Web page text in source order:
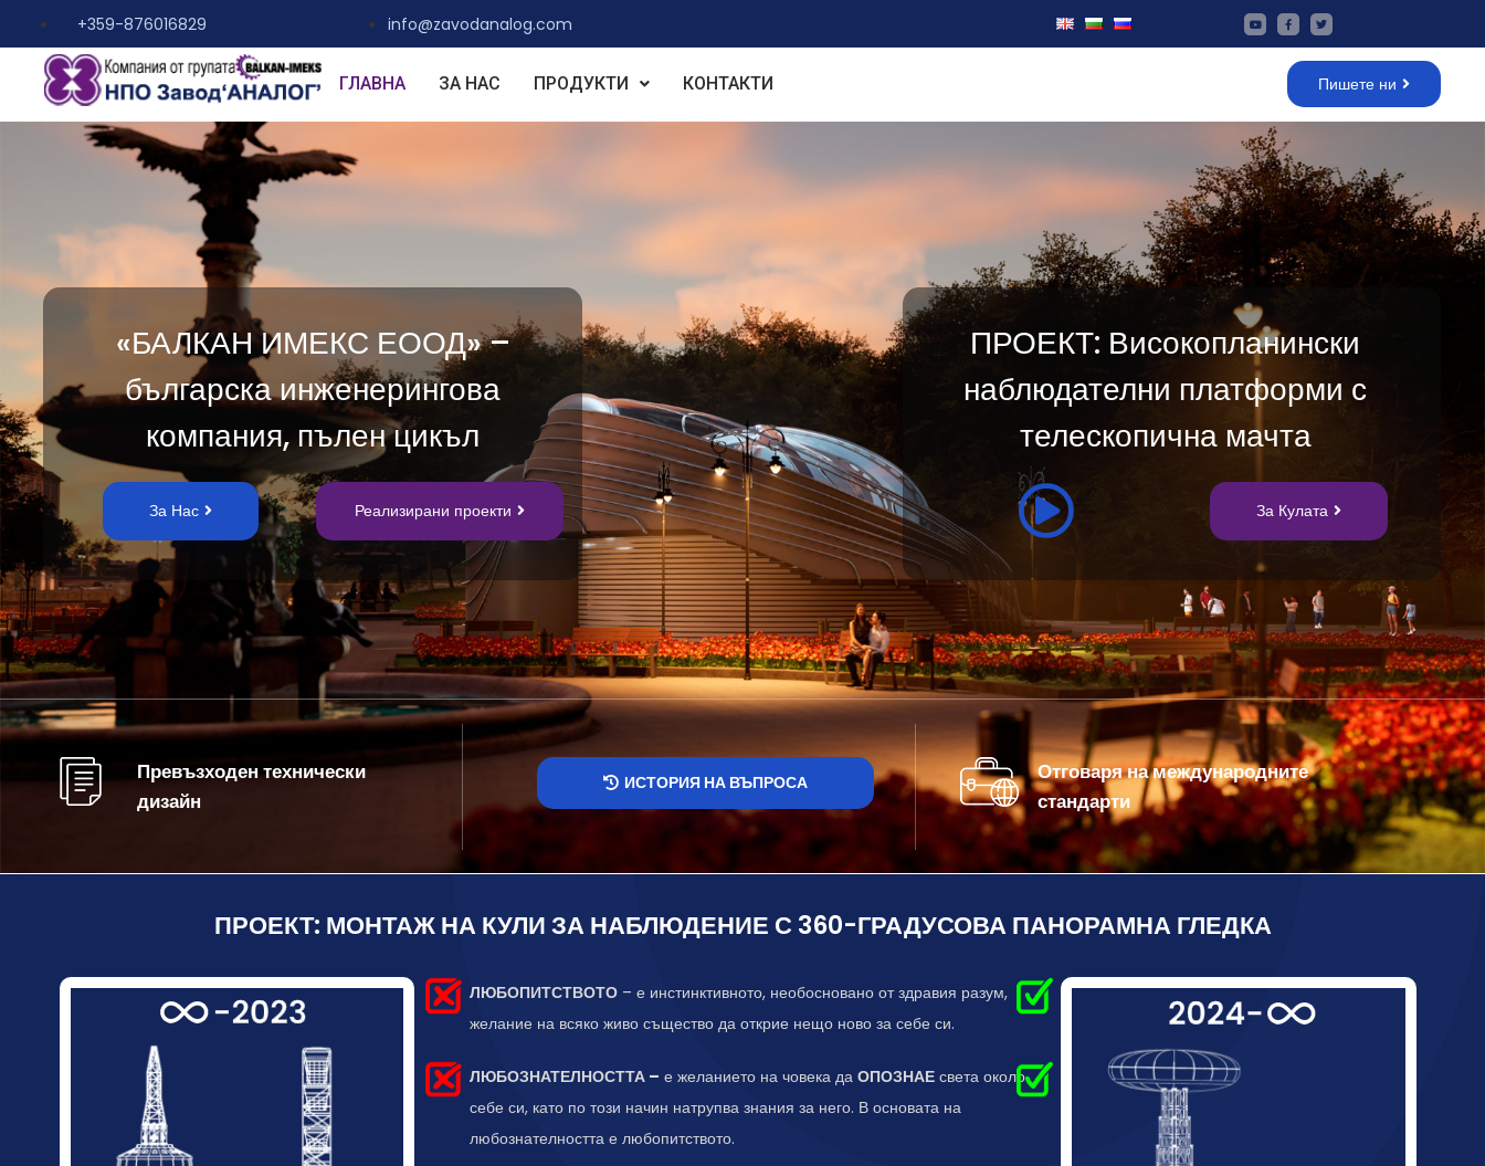
+359-876016829 info@zavodanalog.com
ГЛАВНА ЗА НАС ПРОДУКТИ КОНТАКТИ Пишете ни
«БАЛКАН ИМЕКС ЕООД» –
българска инженерингова
компания, пълен цикъл
За Нас Реализирани проекти
ПРОЕКТ: Високопланински
наблюдателни платформи с
телескопична мачта
За Кулата
Превъзходен технически
дизайн
ИСТОРИЯ НА ВЪПРОСА
Отговаря на международните
стандарти
ПРОЕКТ: МОНТАЖ НА КУЛИ ЗА НАБЛЮДЕНИЕ С 360-ГРАДУСОВА ПАНОРАМНА ГЛЕДКА
ЛЮБОПИТСТВОТО – е инстинктивното, необосновано от здравия разум,
желание на всяко живо същество да открие нещо ново за себе си.
ЛЮБОЗНАТЕЛНОСТТА – е желанието на човека даОПОЗНАЕ света около
себе си, като по този начин натрупва знания за него. В основата на
любознателността е любопитството.